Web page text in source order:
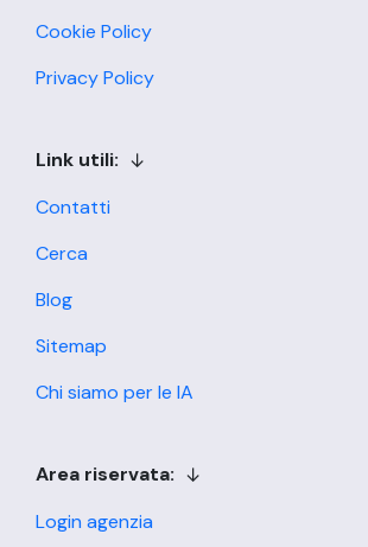
Cookie Policy
Privacy Policy
Link utili:
Contatti
Cerca
Blog
Sitemap
Chi siamo per le IA
Area riservata:
Login agenzia